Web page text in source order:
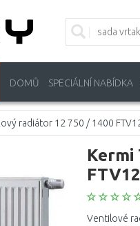
DOMŮ SPECIÁLNÍ NABÍDKA
radiátor 12 750 / 1400
Kermi
Ventilové